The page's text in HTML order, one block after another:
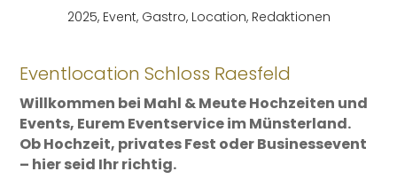
2025, Event, Gastro, Location, Redaktionen
Eventlocation Schloss Raesfeld
Willkommen bei Mahl & Meute Hochzeiten und
Events, Eurem Eventservice im Münsterland.
Ob Hochzeit, privates Fest oder Businessevent
– hier seid Ihr richtig.